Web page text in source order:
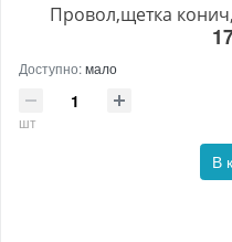
Провол,щетка
Доступно:мало
шт
В